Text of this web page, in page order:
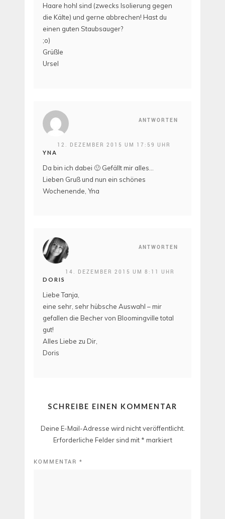
Haare hohl sind (zwecks Isolierung gegen
die Kälte) und gerne abbrechen! Hast du
einen guten Staubsauger?
;o)
Grüßle
Ursel
ANTWORTEN
YNA
12. DEZEMBER 2015 UM 17:59 UHR
Da bin ich dabei 🙂 Gefällt mir alles…
Lieben Gruß und nun ein schönes
Wochenende, Yna
ANTWORTEN
DORIS
14. DEZEMBER 2015 UM 8:11 UHR
Liebe Tanja,
eine sehr, sehr hübsche Auswahl – mir
gefallen die Becher von Bloomingville total
gut!
Alles Liebe zu Dir,
Doris
SCHREIBE EINEN KOMMENTAR
Deine E-Mail-Adresse wird nicht veröffentlicht.
Erforderliche Felder sind mit * markiert
KOMMENTAR *